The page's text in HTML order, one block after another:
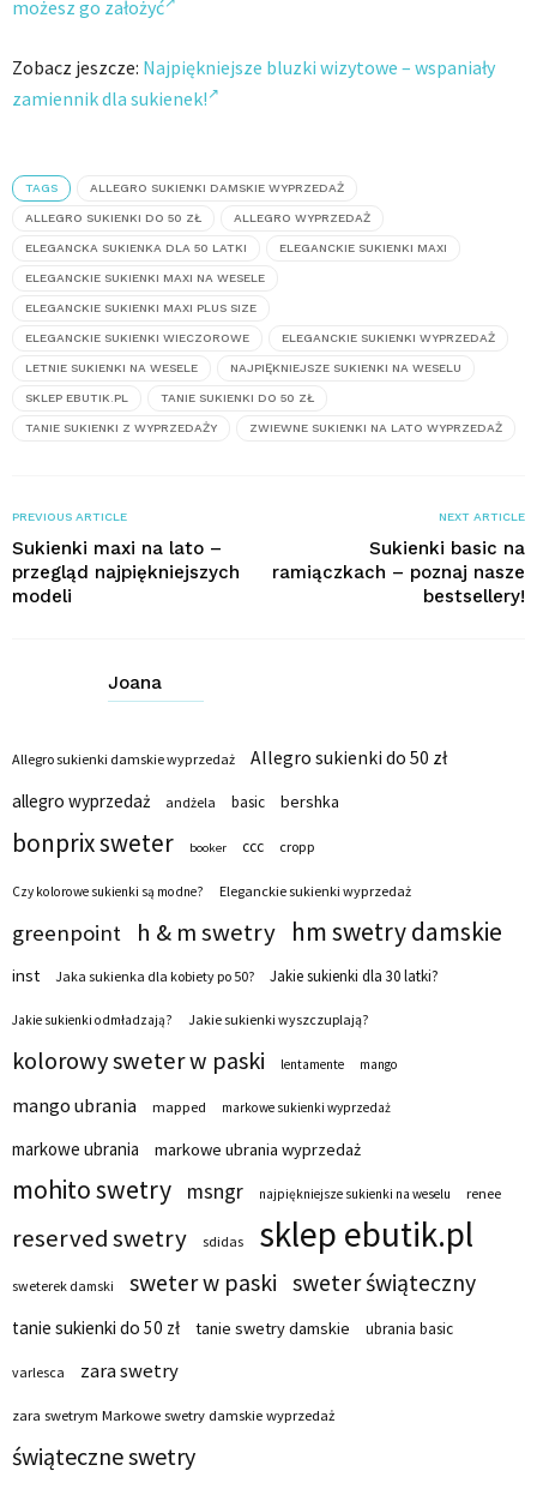
możesz go założyć
Zobacz jeszcze: Najpiękniejsze bluzki wizytowe – wspaniały
zamiennik dla sukienek!
TAGS ALLEGRO SUKIENKI DAMSKIE WYPRZEDAŻ
ALLEGRO SUKIENKI DO 50 ZŁ ALLEGRO WYPRZEDAŻ
ELEGANCKA SUKIENKA DLA 50 LATKI ELEGANCKIE SUKIENKI MAXI
ELEGANCKIE SUKIENKI MAXI NA WESELE
ELEGANCKIE SUKIENKI MAXI PLUS SIZE
ELEGANCKIE SUKIENKI WIECZOROWE ELEGANCKIE SUKIENKI WYPRZEDAŻ
LETNIE SUKIENKI NA WESELE NAJPIĘKNIEJSZE SUKIENKI NA WESELU
SKLEP EBUTIK.PL TANIE SUKIENKI DO 50 ZŁ
TANIE SUKIENKI Z WYPRZEDAŻY ZWIEWNE SUKIENKI NA LATO WYPRZEDAŻ
PREVIOUS ARTICLE
Sukienki maxi na lato –
przegląd najpiękniejszych
modeli
NEXT ARTICLE
Sukienki basic na
ramiączkach – poznaj nasze
bestsellery!
Joana
Allegro sukienki damskie wyprzedaż
Allegro sukienki do 50 zł
allegro wyprzedaż
andżela basic bershka
bonprix sweter booker ccc cropp
Czy kolorowe sukienki są modne? Eleganckie sukienki wyprzedaż
greenpoint h & m swetry hm swetry damskie
inst Jaka sukienka dla kobiety po 50? Jakie sukienki dla 30 latki?
Jakie sukienki odmładzają? Jakie sukienki wyszczuplają?
kolorowy sweter w paski lentamente mango
mango ubrania mapped markowe sukienki wyprzedaż
markowe ubrania markowe ubrania wyprzedaż
mohito swetry msngr najpiękniejsze sukienki na weselu renee
reserved swetry sdidas sklep ebutik.pl
sweterek damski sweter w paski sweter świąteczny
tanie sukienki do 50 zł tanie swetry damskie ubrania basic
varlesca zara swetry
zara swetrym Markowe swetry damskie wyprzedaż
świąteczne swetry